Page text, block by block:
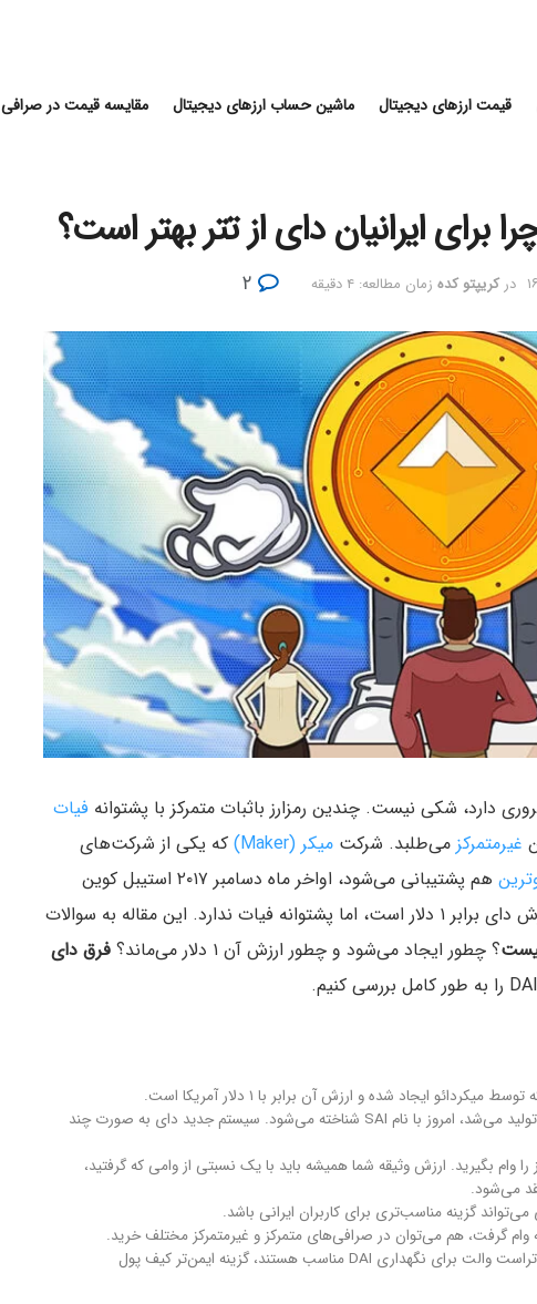
قیمت ارزهای دیجیتال ماشین حساب ارزهای دیجیتال مقایسه قیمت در صرافی
در کریپتو کده زمان مطالعه: ۴ دقیقه
دارد، شکی نیست. چندین رمزارز باثبات متمرکز با پشتوانه فیات
غیرمتمرکز می‌طلبد. شرکت میکر (Maker)
که یکی از شرکت‌های
هم پشتیبانی می‌شود، اواخر ماه دسامبر ۲۰۱۷ استیبل کوین
را عرضه کرد. ارزش دای برابر ۱ دلار است، اما پشتوانه فیات ندارد. این مقاله به سوالات
؟ چطور ایجاد می‌شود و چطور ارزش آن ۱ دلار می‌ماند؟
فرق دای
ایجاد شده و ارزش آن برابر با ۱ دلار آمریکا است.
• نسخه قدیمی دای که تک وثیقه‌ای بود و فقط با اتر تولید می‌شد، امروز با نام SAI شناخته می‌شود. سیستم جدید دای به صورت چند
را وام بگیرید. ارزش وثیقه شما همیشه باید با یک نسبتی از وامی که گرفتید،
می‌شود.
گزینه مناسب‌تری برای کاربران ایرانی باشد.
• کیف پول‌های پشتیبان شبکه اتریوم مثل متامسک و تراست والت برای نگهداری DAI مناسب هستند،‌ گزینه ایمن‌تر کیف پول